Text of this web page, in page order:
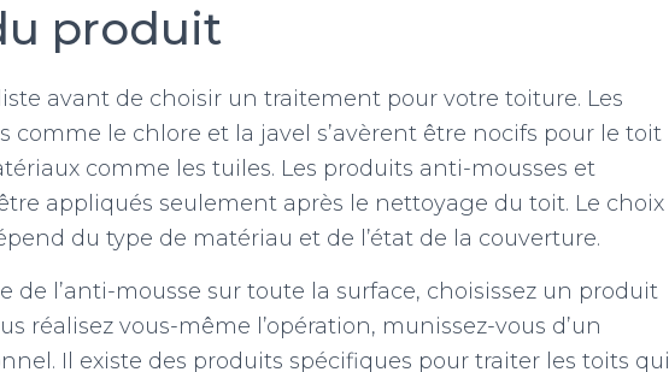
produit
avant de choisir un traitement pour votre toiture. Les
comme le chlore et la javel s’avèrent être nocifs pour le toit
comme les tuiles. Les produits anti-mousses et
appliqués seulement après le nettoyage du toit. Le choix
du type de matériau et de l’état de la couverture.
de l’anti-mousse sur toute la surface, choisissez un produit
réalisez vous-même l’opération, munissez-vous d’un
Il existe des produits spécifiques pour traiter les toits qui